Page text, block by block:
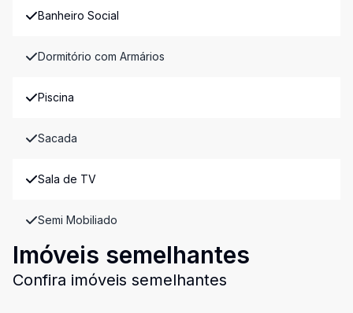
Banheiro Social
Dormitório com Armários
Piscina
Sacada
Sala de TV
Semi Mobiliado
Imóveis semelhantes
Confira imóveis semelhantes